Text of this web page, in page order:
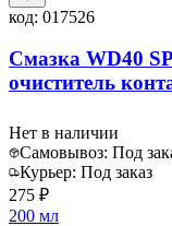
код: 017526
Смазка WD40
очиститель
Нет в наличии
Самовывоз: Под
Курьер: Под заказ
275 ₽
200 мл